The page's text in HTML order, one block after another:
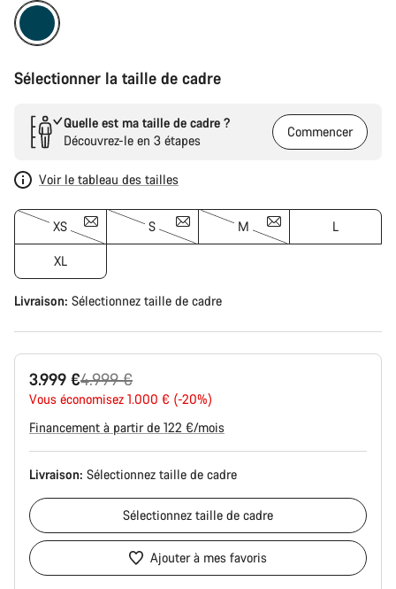
Sélectionner la taille de cadre
Quelle est ma taille de cadre ?
Découvrez-le en 3 étapes
Commencer
Voir le tableau des tailles
XS S M L
XL
Livraison: Sélectionnez taille de cadre
3.999 €
Prix
d’origine
4.999 €
Vous économisez 1.000 € (-20%)
Financement à partir de 122 €/mois
Livraison: Sélectionnez taille de cadre
Sélectionnez taille de cadre
Ajouter à mes favoris